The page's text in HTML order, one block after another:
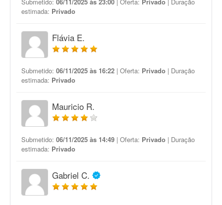
estimada: Privado
Flávia E.
Submetido: 06/11/2025 às 16:22 | Oferta: Privado | Duração
estimada: Privado
Mauricio R.
Submetido: 06/11/2025 às 14:49 | Oferta: Privado | Duração
estimada: Privado
Gabriel C.